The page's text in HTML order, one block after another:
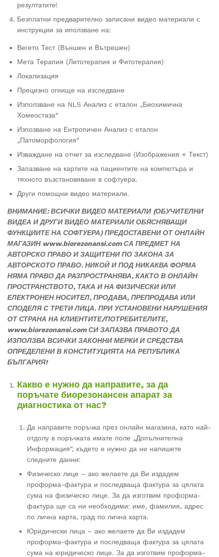
резултатите!
Безплатни предварително записани видео материали с
инструкции за иползване на:
Вегето Тест (Външен и Вътрешен)
Мета Терапия (Литотерапия и Фитотерапия)
Локализация
Прецизно огнище на изследване
Използване на NLS Анализ с еталон „Биохимична
Хомеостаза“
Изпозване на Ентропичен Анализ с еталон
„Патоморфология“
Изваждане на отчет за изследване (Изображения + Текст)
Запазване на картите на пациентите на компютъра и
тяхното възстановяване в софтуера.
Други помощни видео материали.
ВНИМАНИЕ: ВСИЧКИ ВИДЕО МАТЕРИАЛИ (ОБУЧИТЕЛНИ
ВИДЕА И ДРУГИ ВИДЕО МАТЕРИАЛИ ОБЯСНЯВАЩИ
ФУНКЦИИТЕ НА СОФТУЕРА) ПРЕДОСТАВЕНИ ОТ ОНЛАЙН
МАГАЗИН www.biorezonansi.com СА ПРЕДМЕТ НА
АВТОРСКО ПРАВО И ЗАЩИТЕНИ ПО ЗАКОНА ЗА
АВТОРСКОТО ПРАВО. НИКОЙ И ПОД НИКАКВА ФОРМА
НЯМА ПРАВО ДА РАЗПРОСТРАНЯВА, КАКТО В ОНЛАЙН
ПРОСТРАНСТВОТО, ТАКА И НА ФИЗИЧЕСКИ ИЛИ
ЕЛЕКТРОНЕН НОСИТЕЛ, ПРОДАВА, ПРЕПРОДАВА ИЛИ
СПОДЕЛЯ С ТРЕТИ ЛИЦА. ПРИ УСТАНОВЕНИ НАРУШЕНИЯ
ОТ СТРАНА НА КЛИЕНТИТЕ/ПОТРЕБИТЕЛИТЕ,
www.biorezonansi.com СИ ЗАПАЗВА ПРАВОТО ДА
ИЗПОЛЗВА ВСИЧКИ ЗАКОННИ МЕРКИ И СРЕДСТВА
ОПРЕДЕЛЕНИ В КОНСТИТУЦИЯТА НА РЕПУБЛИКА
БЪЛГАРИЯ!
Какво е нужно да направите, за да
поръчате биорезонансен апарат за
диагностика от нас?
Да направите поръчка през онлайн магазина, като най-
отдолу в поръчката имате поле „Допълнителна
Информация“, където е нужно да ни напишете
следните данни:
Физическо лице – ако желаете да Ви издадем
проформа-фактура и последваща фактура за цялата
сума на физическо лице. За да изготвим проформа-
фактура ще са ни необходими: име, фамилия, адрес
по лична карта, град по лична карта.
Юридически лица – ако желаете да Ви издадем
проформа-фактура и последваща фактура за цялата
сума на юридическо лице. За да изготвим проформа-